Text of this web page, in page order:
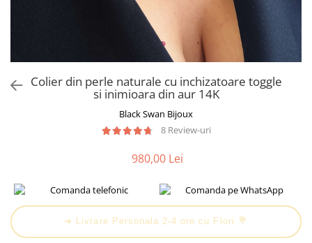
Cadou Educatoare / Invatatoare /
Cadouri Cupluri
Bijuterii cu mesaj Motivational
Bijuterii personalizate cu poza
Colier din perle naturale cu inchizatoare toggle
si inimioara din aur 14K
Black Swan Bijoux
8 Review-uri
980,00 Lei
➔ Livrare Personala 2-4 ore cu Flori 💐